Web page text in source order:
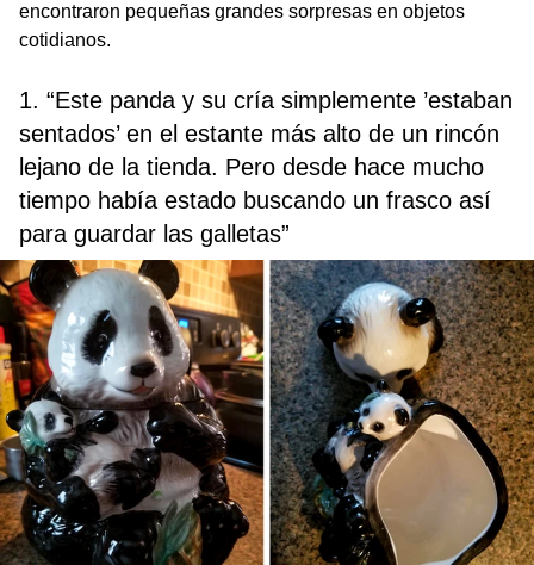
encontraron pequeñas grandes sorpresas en objetos
cotidianos.
1. “Este panda y su cría simplemente ’estaban
sentados’ en el estante más alto de un rincón
lejano de la tienda. Pero desde hace mucho
tiempo había estado buscando un frasco así
para guardar las galletas”